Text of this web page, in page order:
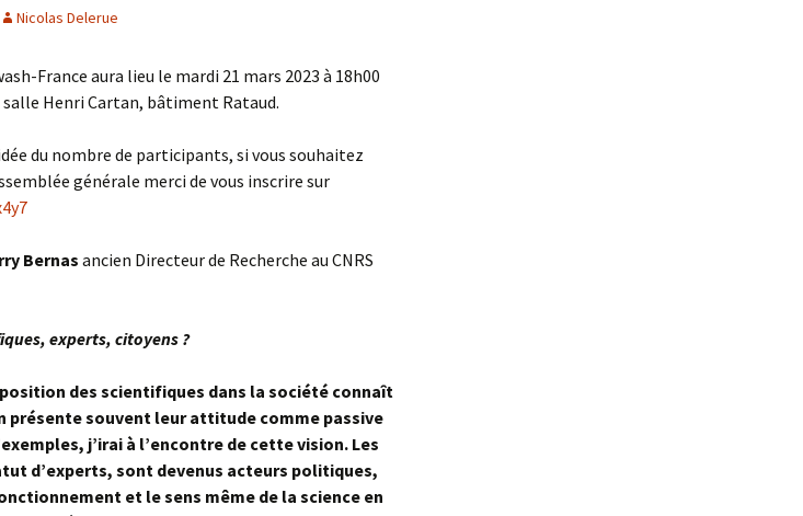
Nicolas Delerue
France aura lieu le mardi 21 mars 2023 à 18h00
salle Henri Cartan, bâtiment Rataud.
du nombre de participants, si vous souhaitez
générale merci de vous inscrire sur
Bernas ancien Directeur de Recherche au CNRS
experts, citoyens ?
des scientifiques dans la société connaît
présente souvent leur attitude comme passive
j’irai à l’encontre de cette vision. Les
d’experts, sont devenus acteurs politiques,
et le sens même de la science en